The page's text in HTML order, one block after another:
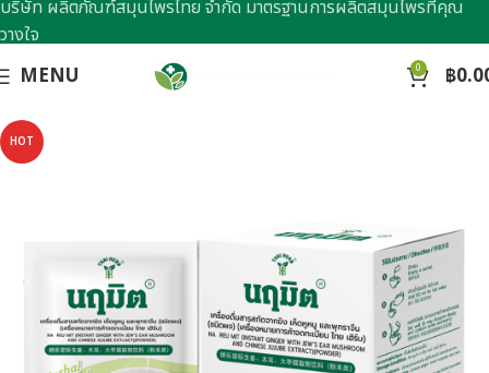
MENU 0 ฿
HOT
บริษัท ผลิตภัณฑ์สมุนไพรไทย จำกัด มาตรฐานการผลิตสมุนไพรที่คุณ
วางใจ